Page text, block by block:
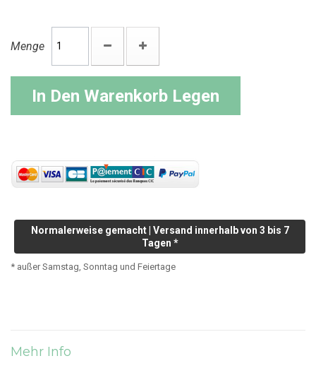
Menge
In Den Warenkorb Legen
Normalerweise gemacht | Versand innerhalb von 3 bis 7
Tagen *
* außer Samstag, Sonntag und Feiertage
Mehr Info